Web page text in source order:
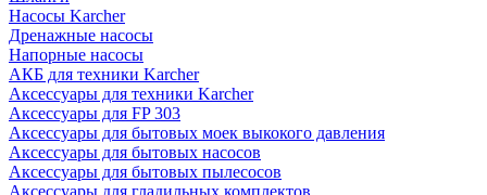
Насосы Karcher
Дренажные насосы
Напорные насосы
АКБ для техники Karcher
Аксессуары для техники Karcher
Аксессуары для FP 303
Аксессуары для бытовых моек выкокого давления
Аксессуары для бытовых насосов
Аксессуары для бытовых пылесосов
Аксессуары для гладильных комплектов